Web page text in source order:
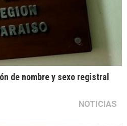
de nombre y sexo registral
NOTICIAS